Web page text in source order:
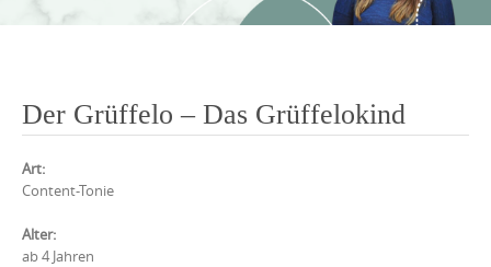
Der Grüffelo – Das Grüffelokind
Art:
Content-Tonie
Alter:
ab 4 Jahren